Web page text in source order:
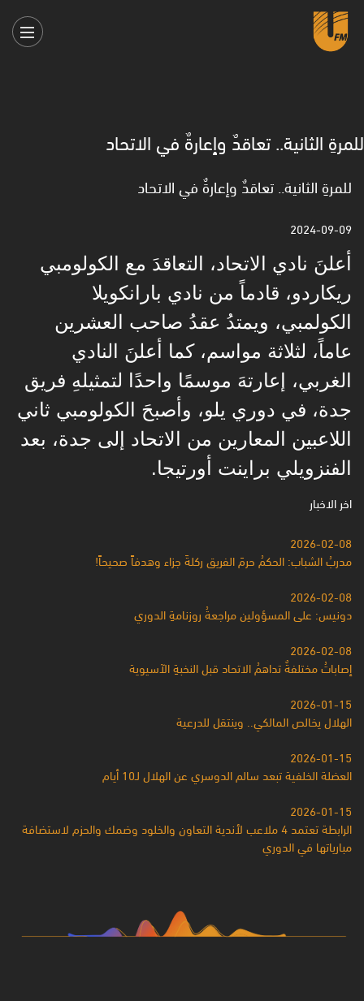
للمرةِ الثانية.. تعاقدٌ وإعارةٌ في الاتحاد
للمرةِ الثانية.. تعاقدٌ وإعارةٌ في الاتحاد
2024-09-09
أعلنَ نادي الاتحاد، التعاقدَ مع الكولومبي
ريكاردو، قادماً من نادي بارانكويلا
الكولمبي، ويمتدُ عقدُ صاحب العشرين
عاماً، لثلاثة مواسم، كما أعلنَ النادي
الغربي، إعارتهَ موسمًا واحدًا لتمثيلهِ فريق
جدة، في دوري يلو، وأصبحَ الكولومبي ثاني
اللاعبين المعارين من الاتحاد إلى جدة، بعد
الفنزويلي براينت أورتيجا.
اخر الاخبار
2026-02-08
مدربُ الشباب: الحكمُ حرمَ الفريق ركلةَ جزاء وهدفاً صحيحاً!
2026-02-08
دونيس: على المسؤولين مراجعةُ روزنامةِ الدوري
2026-02-08
إصاباتُ مختلفةٌ تداهمُ الاتحاد قبل النخبةِ الآسيوية
2026-01-15
الهلال يخالص المالكي.. وينتقل للدرعية
2026-01-15
العضلة الخلفية تبعد سالم الدوسري عن الهلال لـ10 أيام
2026-01-15
الرابطة تعتمد 4 ملاعب لأندية التعاون والخلود وضمك والحزم لاستضافة
مبارياتها في الدوري